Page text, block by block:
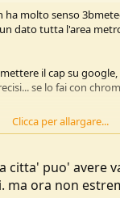
ha molto senso
dato tutta l'area
il cap su
se lo fai con
Clicca per allargare...
citta' puo' avere
ma ora non